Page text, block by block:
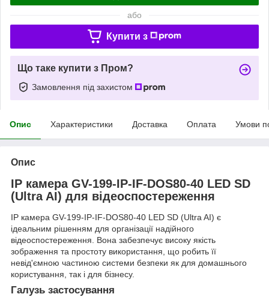
або
Купити з
Що таке купити з Пром?
Замовлення під захистом
Опис Характеристики Доставка Оплата Умови
Опис
IP камера GV-199-IP-IF-DOS80-40 LED SD
(Ultra AI) для відеоспостереження
IP камера GV-199-IP-IF-DOS80-40 LED SD (Ultra AI) є
ідеальним рішенням для організації надійного
відеоспостереження. Вона забезпечує високу якість
зображення та простоту використання, що робить її
невід'ємною частиною системи безпеки як для домашнього
користування, так і для бізнесу.
Галузь застосування